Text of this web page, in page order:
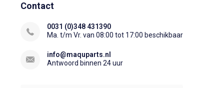
Contact
0031 (0)348 431390
Ma. t/m Vr. van 08:00 tot 17:00 beschikbaar
info@maquparts.nl
Antwoord binnen 24 uur